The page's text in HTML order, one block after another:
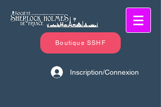
Boutique SSHF
Inscription/Connexion